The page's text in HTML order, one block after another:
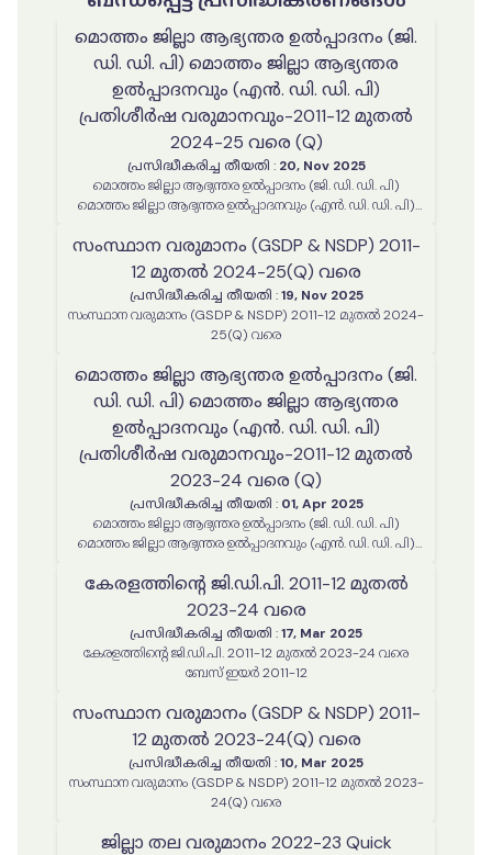
മൊത്തം ജില്ലാ ആഭ്യന്തര ഉൽപ്പാദനം (ജി.
ഡി. ഡി. പി) മൊത്തം ജില്ലാ ആഭ്യന്തര
ഉൽപ്പാദനവും (എൻ. ഡി. ഡി. പി)
പ്രതിശീർഷ വരുമാനവും-2011-12 മുതൽ
2024-25 വരെ (Q)
പ്രസിദ്ധീകരിച്ച തീയതി : 20, Nov 2025
മൊത്തം ജില്ലാ ആഭ്യന്തര ഉൽപ്പാദനം (ജി. ഡി. ഡി. പി)
മൊത്തം ജില്ലാ ആഭ്യന്തര ഉൽപ്പാദനവും (എൻ. ഡി. ഡി. പി)
സംസ്ഥാന വരുമാനം (GSDP & NSDP) 2011-
12 മുതൽ 2024-25(Q) വരെ
പ്രസിദ്ധീകരിച്ച തീയതി : 19, Nov 2025
സംസ്ഥാന വരുമാനം (GSDP & NSDP) 2011-12 മുതൽ 2024-
25(Q) വരെ
മൊത്തം ജില്ലാ ആഭ്യന്തര ഉൽപ്പാദനം (ജി.
ഡി. ഡി. പി) മൊത്തം ജില്ലാ ആഭ്യന്തര
ഉൽപ്പാദനവും (എൻ. ഡി. ഡി. പി)
പ്രതിശീർഷ വരുമാനവും-2011-12 മുതൽ
2023-24 വരെ (Q)
പ്രസിദ്ധീകരിച്ച തീയതി : 01, Apr 2025
മൊത്തം ജില്ലാ ആഭ്യന്തര ഉൽപ്പാദനം (ജി. ഡി. ഡി. പി)
മൊത്തം ജില്ലാ ആഭ്യന്തര ഉൽപ്പാദനവും (എൻ. ഡി. ഡി. പി)
കേരളത്തിന്റെ ജി.ഡി.പി. 2011-12 മുതൽ
2023-24 വരെ
പ്രസിദ്ധീകരിച്ച തീയതി :17, Mar 2025
കേരളത്തിന്റെ ജി.ഡി.പി. 2011-12 മുതൽ 2023-24 വരെ
ബേസ് ഇയർ 2011-12
സംസ്ഥാന വരുമാനം (GSDP & NSDP) 2011-
12 മുതൽ 2023-24(Q) വരെ
പ്രസിദ്ധീകരിച്ച തീയതി :10, Mar 2025
സംസ്ഥാന വരുമാനം (GSDP & NSDP) 2011-12 മുതൽ 2023-
24(Q) വരെ
ജില്ലാ തല വരുമാനം 2022-23 Quick